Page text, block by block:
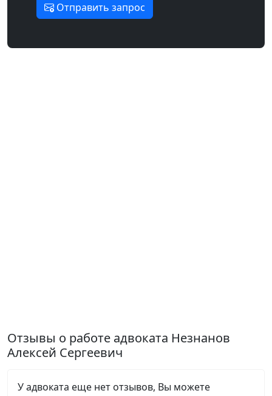
Отправить запрос
Отзывы о работе адвоката Незнанов
Алексей Сергеевич
У адвоката еще нет отзывов, Вы можете